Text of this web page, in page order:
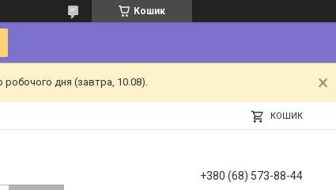
Кошик
робочого дня (завтра, 10.08).
КОШИК
+380 (68) 573-88-44